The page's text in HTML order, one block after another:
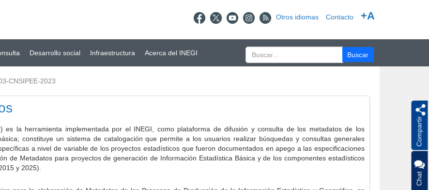
Otros idiomas Contacto +A
Desarrollo social Infraestructura Acerca del INEGI
CNSIPEE-2023
es la herramienta implementada por el INEGI, como plataforma de difusión y consulta de los metadatos de los
constituye un sistema de catalogación que permite a los usuarios realizar búsquedas y consultas generales
a nivel de variable de los proyectos estadísticos que fueron documentados en apego a las especificaciones
de Metadatos para proyectos de generación de Información Estadística Básica y de los componentes estadísticos
y 2025).
Compartir
Chat